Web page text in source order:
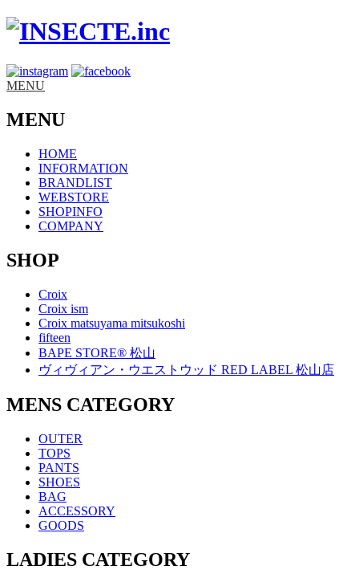
MENU
MENU
HOME
INFORMATION
BRANDLIST
WEBSTORE
SHOPINFO
COMPANY
SHOP
Croix
Croix ism
Croix matsuyama mitsukoshi
fifteen
BAPE STORE® 松山
ヴィヴィアン・ウエストウッド RED LABEL 松山店
MENS CATEGORY
OUTER
TOPS
PANTS
SHOES
BAG
ACCESSORY
GOODS
LADIES CATEGORY